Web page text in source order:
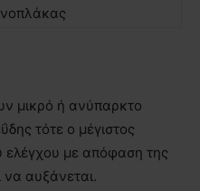
μικρό ή ανύπαρκτο
τότε ο μέγιστος
ελέγχου µε απόφαση της
να αυξάνεται.